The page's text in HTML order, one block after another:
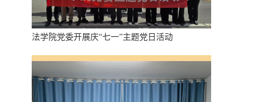
法学院党委开展庆“七一”主题党日活动